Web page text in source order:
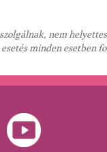
nem
minden esetben